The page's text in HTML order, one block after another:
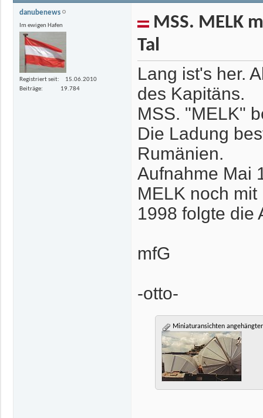
danubenews
Im ewigen Hafen
Registriert seit
15.06.2010
Beiträge
19.784
MSS. MELK
Tal
Lang ist's her.
des Kapitäns.
MSS. "MELK"
Die Ladung
Rumänien.
Aufnahme Mai
MELK noch
1998 folgte die
mfG
-otto-
Miniaturansichten